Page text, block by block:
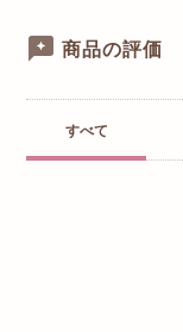
商品の評価
すべて